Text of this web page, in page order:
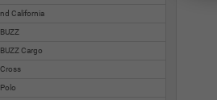
California
Cargo